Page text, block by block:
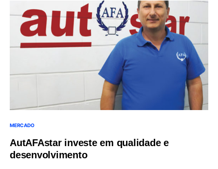
MERCADO
AutAFAstar investe em qualidade e
desenvolvimento